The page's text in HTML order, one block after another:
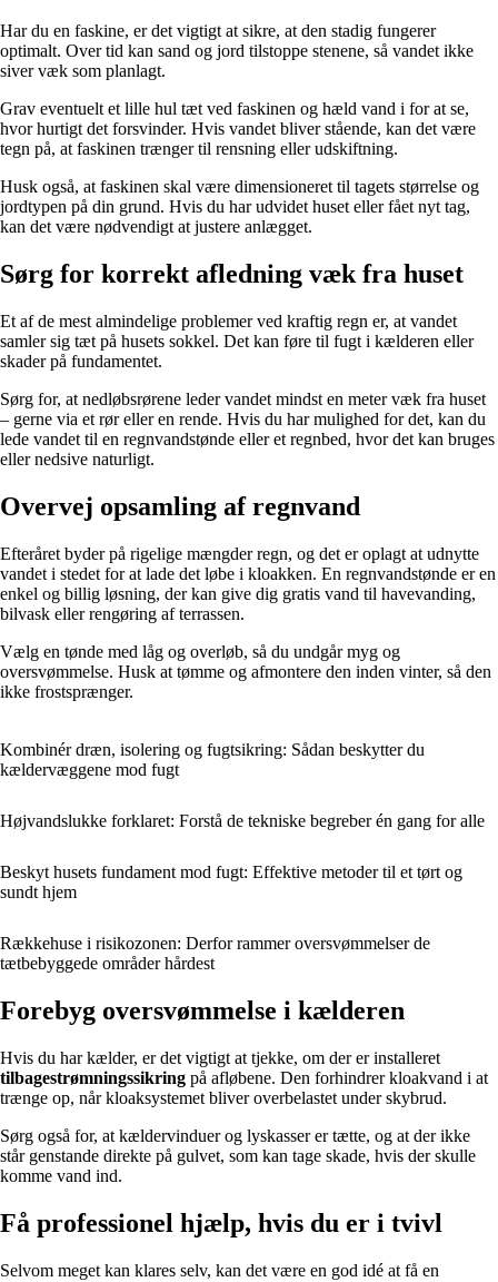
Har du en faskine, er det vigtigt at sikre, at den stadig fungerer
optimalt. Over tid kan sand og jord tilstoppe stenene, så vandet ikke
siver væk som planlagt.
Grav eventuelt et lille hul tæt ved faskinen og hæld vand i for at se,
hvor hurtigt det forsvinder. Hvis vandet bliver stående, kan det være
tegn på, at faskinen trænger til rensning eller udskiftning.
Husk også, at faskinen skal være dimensioneret til tagets størrelse og
jordtypen på din grund. Hvis du har udvidet huset eller fået nyt tag,
kan det være nødvendigt at justere anlægget.
Sørg for korrekt afledning væk fra huset
Et af de mest almindelige problemer ved kraftig regn er, at vandet
samler sig tæt på husets sokkel. Det kan føre til fugt i kælderen eller
skader på fundamentet.
Sørg for, at nedløbsrørene leder vandet mindst en meter væk fra huset
– gerne via et rør eller en rende. Hvis du har mulighed for det, kan du
lede vandet til en regnvandstønde eller et regnbed, hvor det kan bruges
eller nedsive naturligt.
Overvej opsamling af regnvand
Efteråret byder på rigelige mængder regn, og det er oplagt at udnytte
vandet i stedet for at lade det løbe i kloakken. En regnvandstønde er en
enkel og billig løsning, der kan give dig gratis vand til havevanding,
bilvask eller rengøring af terrassen.
Vælg en tønde med låg og overløb, så du undgår myg og
oversvømmelse. Husk at tømme og afmontere den inden vinter, så den
ikke frostsprænger.
Kombinér dræn, isolering og fugtsikring: Sådan beskytter du
kældervæggene mod fugt
Højvandslukke forklaret: Forstå de tekniske begreber én gang for alle
Beskyt husets fundament mod fugt: Effektive metoder til et tørt og
sundt hjem
Rækkehuse i risikozonen: Derfor rammer oversvømmelser de
tætbebyggede områder hårdest
Forebyg oversvømmelse i kælderen
Hvis du har kælder, er det vigtigt at tjekke, om der er installeret
tilbagestrømningssikring på afløbene. Den forhindrer kloakvand i at
trænge op, når kloaksystemet bliver overbelastet under skybrud.
Sørg også for, at kældervinduer og lyskasser er tætte, og at der ikke
står genstande direkte på gulvet, som kan tage skade, hvis der skulle
komme vand ind.
Få professionel hjælp, hvis du er i tvivl
Selvom meget kan klares selv, kan det være en god idé at få en